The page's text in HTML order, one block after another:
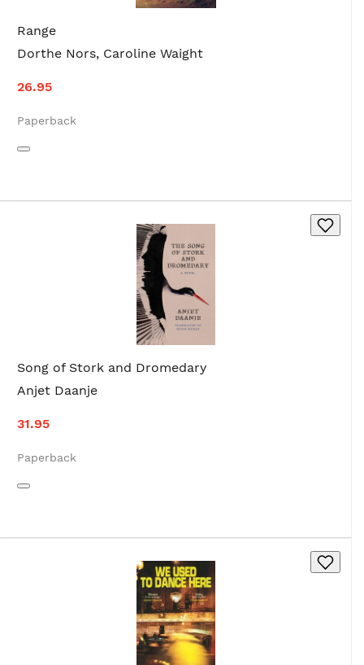
Range
Dorthe Nors, Caroline Waight
26.95
Paperback
Song of Stork and Dromedary
Anjet Daanje
31.95
Paperback